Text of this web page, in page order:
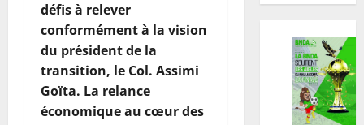
défis à relever
conformément à la vision
du président de la
transition, le Col. Assimi
Goïta. La relance
économique au cœur des